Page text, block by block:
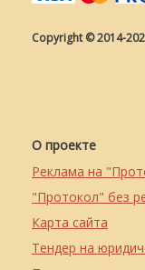
Copyright © 2014-
О проекте
Реклама на
"Протокол" без
Карта сайта
Тендер на